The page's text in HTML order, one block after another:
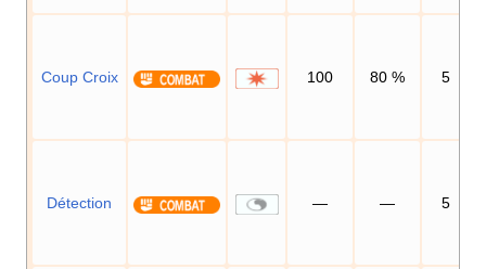
Coup Croix 100 80 % 5
Détection — — 5